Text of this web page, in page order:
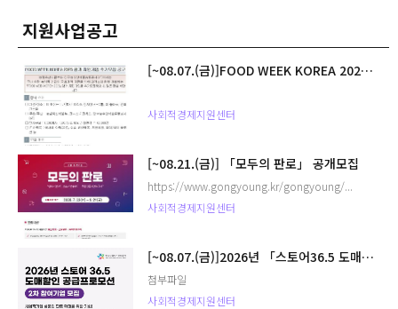
지원사업공고
[~08.07.(금)]FOOD WEEK KOREA 2026 참가 지원기업 추가모집 공고
사회적경제지원센터
[~08.21.(금)] 「모두의 판로」 공개모집
https://www.gongyoung.kr/gongyoung/...
사회적경제지원센터
[~08.07.(금)]2026년 「스토어36.5 도매할인 공급 프로모션(2차)」 참여기업 모집공고
첨부파일
사회적경제지원센터